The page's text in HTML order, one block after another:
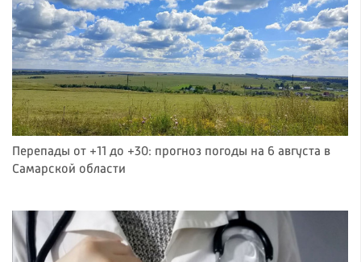
Перепады от +11 до +30: прогноз погоды на 6 августа в
Самарской области